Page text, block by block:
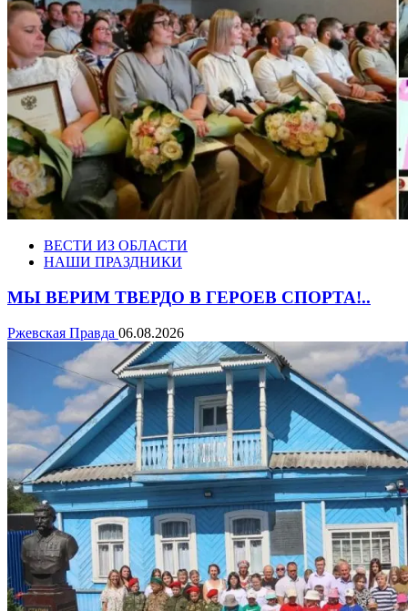
ВЕСТИ ИЗ ОБЛАСТИ
НАШИ ПРАЗДНИКИ
МЫ ВЕРИМ ТВЕРДО В ГЕРОЕВ СПОРТА!..
Ржевская Правда 06.08.2026